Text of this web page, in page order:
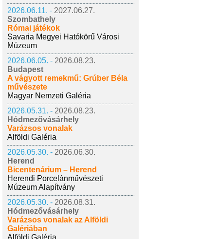
2026.06.11. - 2027.06.27.
Szombathely
Római játékok
Savaria Megyei Hatókörű Városi
Múzeum
2026.06.05. - 2026.08.23.
Budapest
A vágyott remekmű: Grúber Béla
művészete
Magyar Nemzeti Galéria
2026.05.31. - 2026.08.23.
Hódmezővásárhely
Varázsos vonalak
Alföldi Galéria
2026.05.30. - 2026.06.30.
Herend
Bicentenárium – Herend
Herendi Porcelánművészeti
Múzeum Alapítvány
2026.05.30. - 2026.08.31.
Hódmezővásárhely
Varázsos vonalak az Alföldi
Galériában
Alföldi Galéria